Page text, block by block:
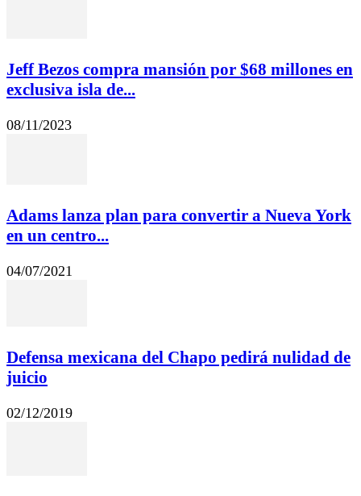
Jeff Bezos compra mansión por $68 millones en
exclusiva isla de...
08/11/2023
Adams lanza plan para convertir a Nueva York
en un centro...
04/07/2021
Defensa mexicana del Chapo pedirá nulidad de
juicio
02/12/2019